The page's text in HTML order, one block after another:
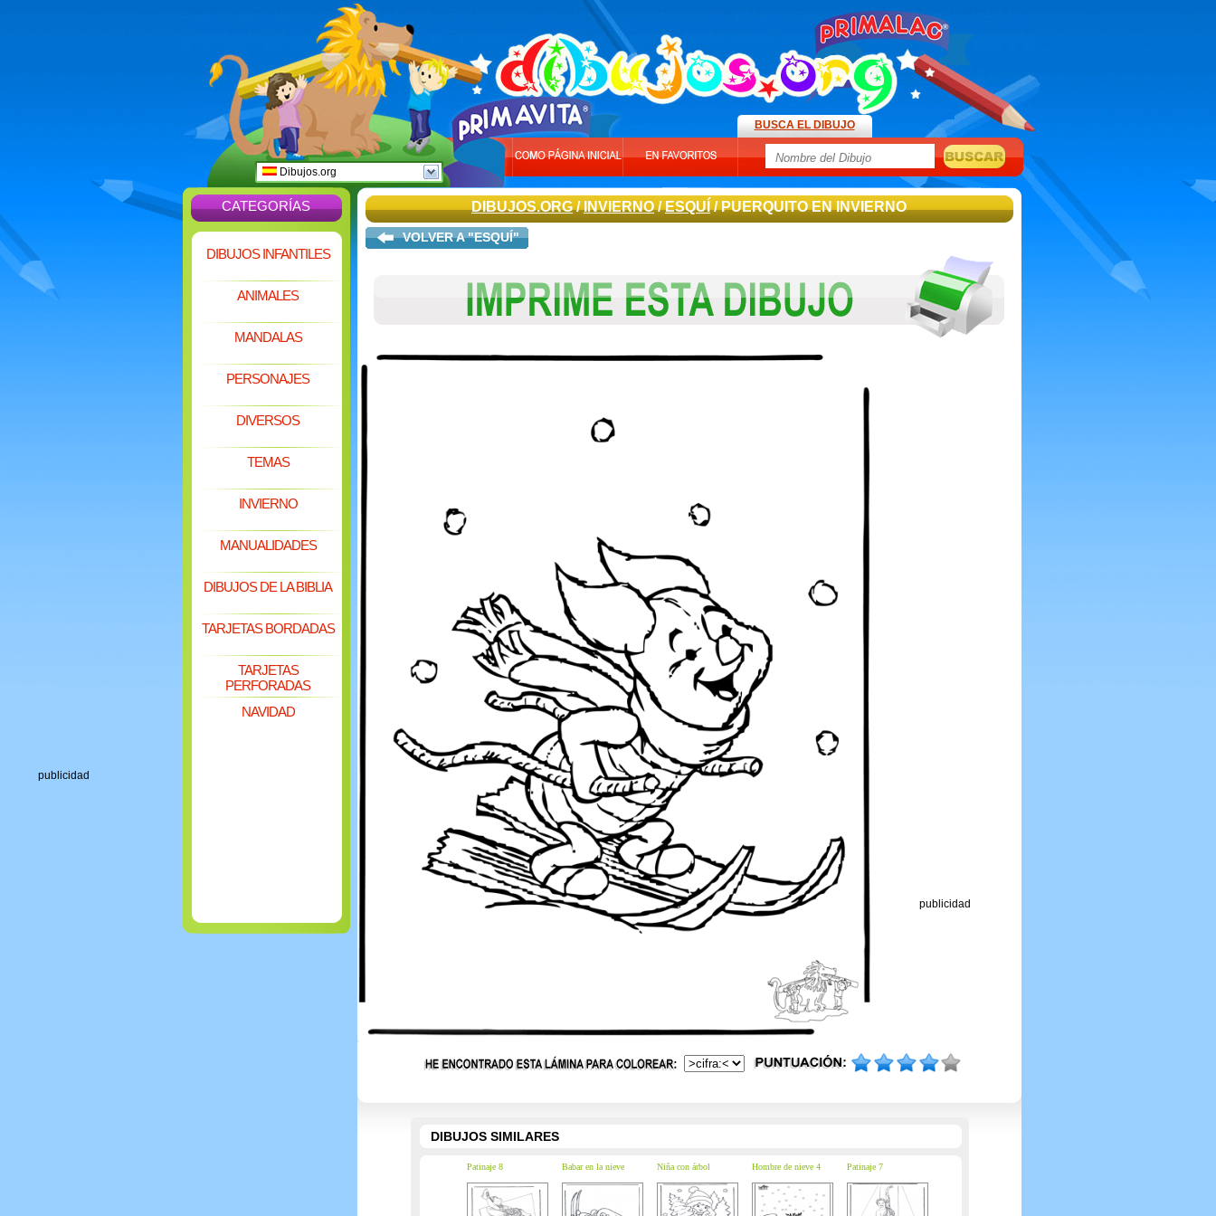
publicidad
Dibujos.org
BUSCA EL DIBUJO
CATEGORÍAS
DIBUJOS INFANTILES
ANIMALES
MANDALAS
PERSONAJES
DIVERSOS
TEMAS
INVIERNO
MANUALIDADES
DIBUJOS DE LA BIBLIA
TARJETAS BORDADAS
TARJETAS
PERFORADAS
NAVIDAD
DIBUJOS.ORG/INVIERNO/ESQUÍ/ PUERQUITO EN INVIERNO
VOLVER A "ESQUÍ"
publicidad
DIBUJOS SIMILARES
Patinaje 8 Babar en la nieve Niña con árbol Hombre de nieve 4 Patinaje 7